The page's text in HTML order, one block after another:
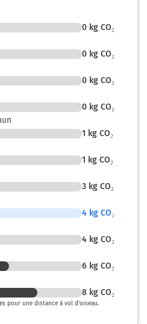
à droite sur E44 D643 (Rue Ernest
sur 5 mètres
0 kg CO₂
0 kg CO₂
0 kg CO₂
0 kg CO₂
1 kg CO₂
1 kg CO₂
3 kg CO₂
4 kg CO₂
4 kg CO₂
6 kg CO₂
8 kg CO₂
pour une distance à vol d’oiseau.